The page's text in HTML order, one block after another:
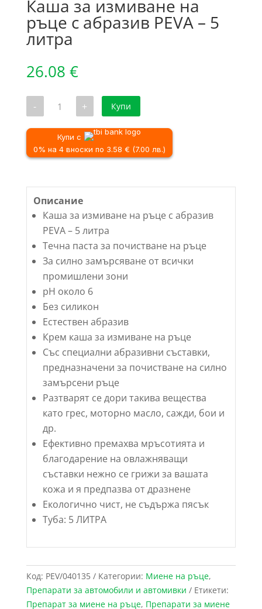
Каша за измиване на
ръце с абразив PEVA – 5
литра
26.08 €
- количество
за
измиване
на
ръце
PEVA
5
литра
+ Купи
Купи с
0% на 4 вноски по 3.58 € (7.00 лв.)
Описание
Каша за измиване на ръце с абразив
PEVA – 5 литра
Течна паста за почистване на ръце
За силно замърсяване от всички
промишлени зони
рН около 6
Без силикон
Естествен абразив
Крем каша за измиване на ръце
Със специални абразивни съставки,
предназначени за почистване на силно
замърсени ръце
Разтварят се дори такива вещества
като грес, моторно масло, сажди, бои и
др.
Ефективно премахва мръсотията и
благодарение на овлажняващи
съставки нежно се грижи за вашата
кожа и я предпазва от дразнене
Екологично чист, не съдържа пясък
Туба: 5 ЛИТРА
Код: PEV/040135 Категории: Миене на ръце,
Препарати за автомобили и автомивки
Етикети:
Препарат за миене на ръце, Препарати за миене